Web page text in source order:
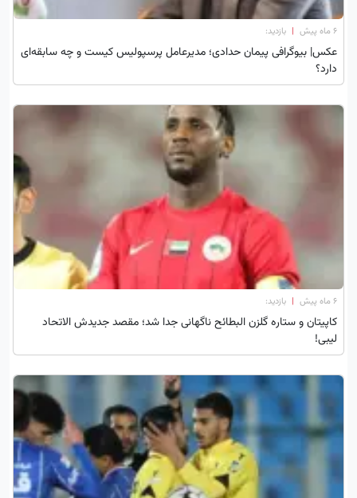
۶ ماه پیش | بازدید:
عکس| بیوگرافی پیمان حدادی؛ مدیرعامل پرسپولیس کیست و چه سابقه‌ای
دارد؟
۶ ماه پیش | بازدید:
کاپیتان و ستاره گلزن البطائح ناگهانی جدا شد؛ مقصد جدیدش الاتحاد
لیبی!